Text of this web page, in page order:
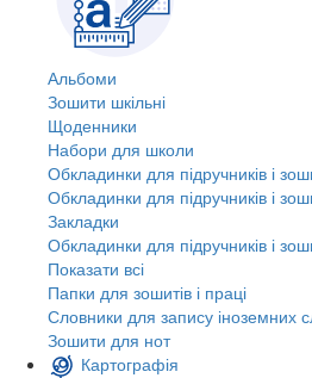
Альбоми
Зошити шкільні
Щоденники
Набори для школи
Обкладинки для підручників і
Обкладинки для підручників і
Закладки
Обкладинки для підручників і
Показати всі
Папки для зошитів і праці
Словники для запису іноземних
Зошити для нот
Картографія